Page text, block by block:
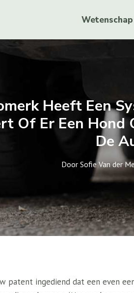
Wetenschap
Heeft Een
Of Er Een
De
Door Sofie Van der
patent ingediend dat een even